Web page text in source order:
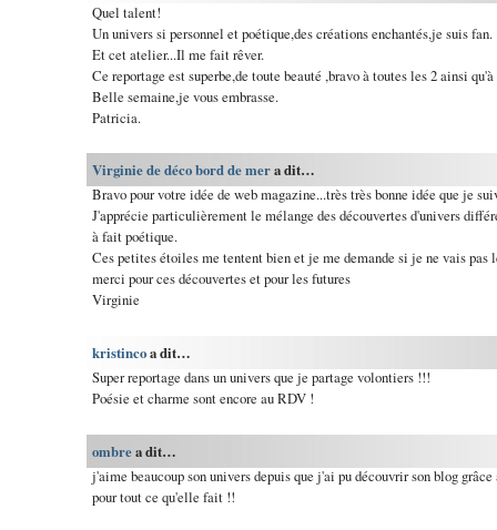
Quel talent!
Un univers si personnel et poétique,des créations enchantés,je suis fan.
Et cet atelier...Il me fait rêver.
Ce reportage est superbe,de toute beauté ,bravo à toutes les 2 ainsi
Belle semaine,je vous embrasse.
Patricia.
Virginie de déco bord de mera dit…
Bravo pour votre idée de web magazine...très très bonne idée que je
J'apprécie particulièrement le mélange des découvertes d'univers
à fait poétique.
Ces petites étoiles me tentent bien et je me demande si je ne vais pas
merci pour ces découvertes et pour les futures
Virginie
kristincoa dit…
Super reportage dans un univers que je partage volontiers !!!
Poésie et charme sont encore au RDV !
ombrea dit…
j'aime beaucoup son univers depuis que j'ai pu découvrir son blog
pour tout ce qu'elle fait !!